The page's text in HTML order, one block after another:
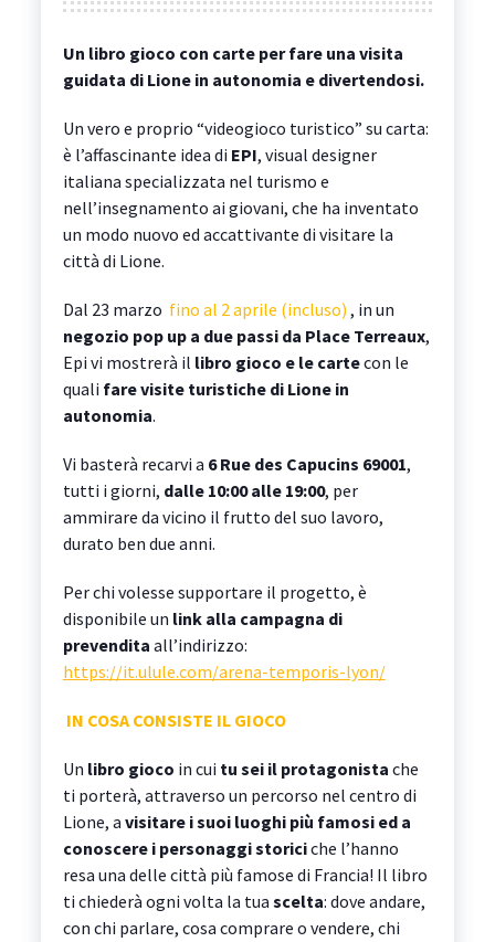
Un libro gioco con carte per fare una visita
guidata di Lione in autonomia e divertendosi.
Un vero e proprio “videogioco turistico” su carta:
è l’affascinante idea di EPI, visual designer
italiana specializzata nel turismo e
nell’insegnamento ai giovani, che ha inventato
un modo nuovo ed accattivante di visitare la
città di Lione.
Dal 23 marzo fino al 2 aprile (incluso) , in un
negozio pop up a due passi da Place Terreaux,
Epi vi mostrerà il libro gioco e le cartecon le
quali fare visite turistiche di Lione in
autonomia.
Vi basterà recarvi a 6 Rue des Capucins 69001,
tutti i giorni, dalle 10:00 alle 19:00, per
ammirare da vicino il frutto del suo lavoro,
durato ben due anni.
Per chi volesse supportare il progetto, è
disponibile un link alla campagna di
prevendita all’indirizzo:
https://it.ulule.com/arena-temporis-lyon/
IN COSA CONSISTE IL GIOCO
Un libro gioco in cui tu sei il protagonista che
ti porterà, attraverso un percorso nel centro di
Lione, a visitare i suoi luoghi più famosi ed a
conoscere i personaggi storiciche l’hanno
resa una delle città più famose di Francia! Il libro
ti chiederà ogni volta la tua scelta: dove andare,
con chi parlare, cosa comprare o vendere, chi